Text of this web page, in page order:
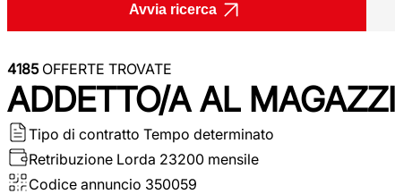
Avvia ricerca
4185OFFERTE TROVATE
ADDETTO/A AL
Tipo di contratto Tempo determinato
Retribuzione Lorda 23200 mensile
Codice annuncio 350059